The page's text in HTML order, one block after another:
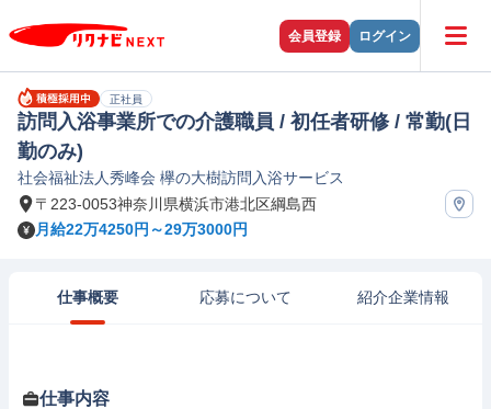
会員登録 ログイン
正社員
訪問入浴事業所での介護職員 / 初任者研修 / 常勤(日
勤のみ)
社会福祉法人秀峰会 欅の大樹訪問入浴サービス
〒223-0053神奈川県横浜市港北区綱島西
月給22万4250円～29万3000円
仕事概要 応募について 紹介企業情報
仕事内容